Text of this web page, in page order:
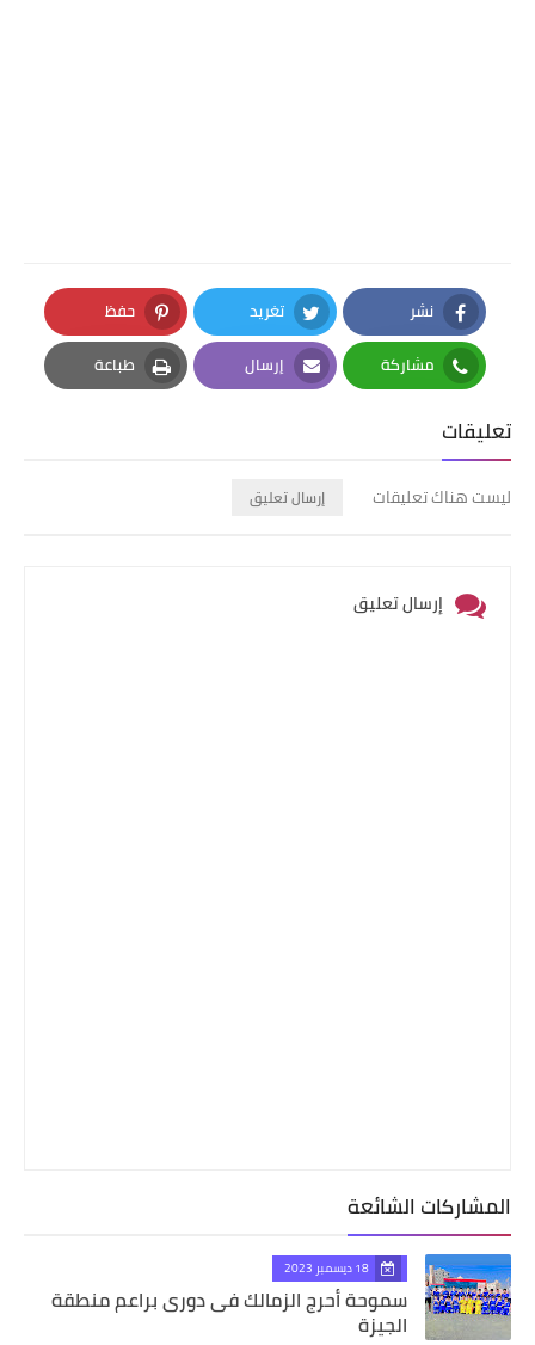
نشر
Facebook
تغريد
Twitter
حفظ
Pinterest
مشاركة
Whatsapp
إرسال
Email
طباعة
Print
تعليقات
ليست هناك تعليقات إرسال تعليق
إرسال تعليق
المشاركات الشائعة
18 ديسمبر 2023
سموحة أحرج الزمالك فى دورى براعم منطقة
الجيزة